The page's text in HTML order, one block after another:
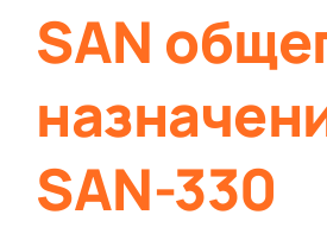
SAN
SAN-330